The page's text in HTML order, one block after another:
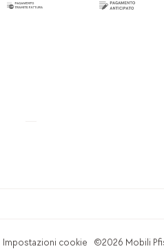
Impostazioni cookie ©2026 Mobili